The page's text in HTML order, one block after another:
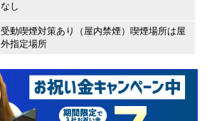
なし
受動喫煙対策あり（屋内禁煙）喫煙場所は屋
外指定場所